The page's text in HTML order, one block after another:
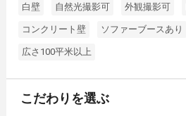
白壁 自然光撮影可 外観撮影可
コンクリート壁 ソファーブースあり
広さ100平米以上
こだわりを選ぶ